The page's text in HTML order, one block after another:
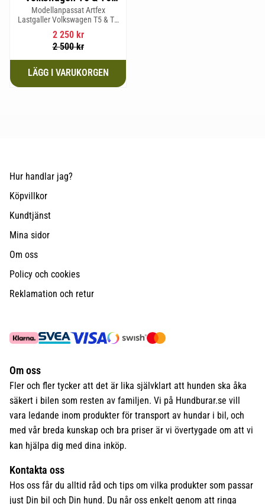
Multivan 2019-
Modellanpassat Artfex
Lastgaller Volkswagen T5 & T6
Multivan 2019-
2 250kr
2 500kr
Hur handlar jag?
Köpvillkor
Kundtjänst
Mina sidor
Om oss
Policy och cookies
Reklamation och retur
Om oss
Fler och fler tycker att det är lika självklart att hunden ska åka
säkert i bilen som resten av familjen. Vi på Hundburar.se vill
vara ledande inom produkter för transport av hundar i bil, och
med vår breda kunskap och bra priser är vi övertygade om att vi
kan hjälpa dig med dina inköp.
Kontakta oss
Hos oss får du alltid råd och tips om vilka produkter som passar
just Din bil och Din hund. Du når oss enkelt genom att ringa